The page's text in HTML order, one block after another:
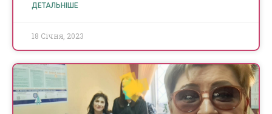
ДЕТАЛЬНІШЕ
18 Січня, 2023